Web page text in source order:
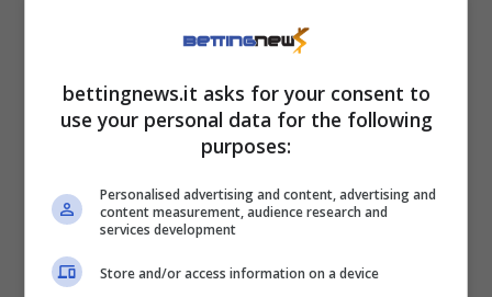
numero di falli. Quindi quello che vi
partendo dagli ammoniti “semplici”. Pedri da
un lato – uno che quando si alza la tensione
dall’altro, un altro giovane fumantino, sono
serenamente sul taccuino del direttore di
bettingnews.it asks for your consent to
use your personal data for the following
purposes:
Personalised advertising and content, advertising and
content measurement, audience research and
services development
Store and/or access information on a device